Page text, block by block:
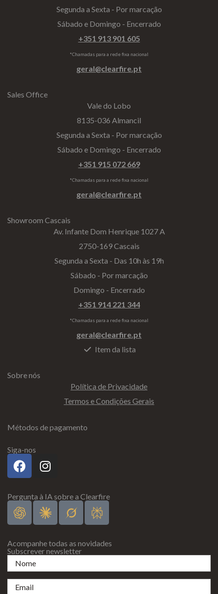
Segunda a Sexta - Por marcação
Sábado e Domingo - Encerrado
+351 913 901 605
*Chamadas para a rede fixa nacional
geral@clearfire.pt
Sales Office
Vale do Lobo
8135-036 Almancil
Segunda a Sexta - Por marcação
Sábado e Domingo - Encerrado
+351 915 072 669
*Chamadas para a rede fixa nacional
geral@clearfire.pt
Showroom Cascais
Av. Infante Dom Henrique 1027 A
2750-169 Cascais
Segunda a Sexta - Das 10h às 19h
Sábado - Por marcação
Domingo - Encerrado
+351 914 221 344
*Chamadas para a rede fixa nacional
geral@clearfire.pt
Item da lista
Sobre nós
Política de Privacidade
Termos e Condições Gerais
Métodos de pagamento
Siga-nos
Pergunta à IA sobre a Clearfire
Acompanhe todas as novidades
Subscrever newsletter